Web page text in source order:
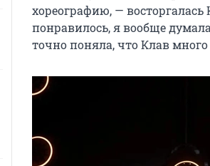
хореографию, —
понравилось, я вообще
точно поняла, что Клав